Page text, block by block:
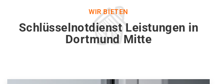
WIR BIETEN
Schlüsselnotdienst Leistungen in
Dortmund Mitte